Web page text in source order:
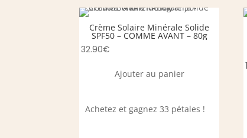
Crème Solaire Minérale Solide
SPF50 – COMME AVANT – 80g
32.90€
Ajouter au panier
Achetez et gagnez 33 pétales !